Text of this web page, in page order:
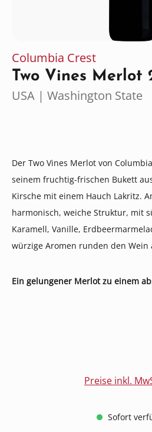
Columbia Crest
Two Vines Merlot
USA | Washington State
Der Two Vines Merlot von
seinem fruchtig-frischen Bukett
Kirsche mit einem Hauch Lakritz.
harmonisch, weiche Struktur, mit
Karamell, Vanille,
würzige Aromen runden den Wein
Ein gelungener Merlot zu einem
Preise inkl.
Sofort